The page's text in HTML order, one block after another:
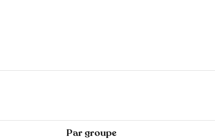
Par groupe